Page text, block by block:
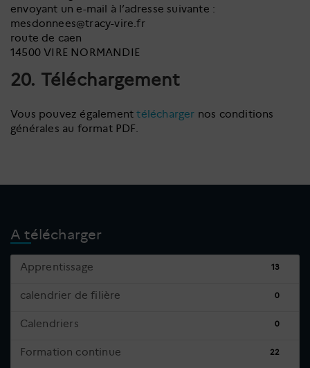
envoyant un e-mail à l’adresse suivante :
mesdonnees@tracy-vire.fr
route de caen
14500 VIRE NORMANDIE
20. Téléchargement
Vous pouvez égalementtélécharger nos conditions
générales au format PDF.
A télécharger
Apprentissage 13
calendrier de filière 0
Calendriers 0
Formation continue 22